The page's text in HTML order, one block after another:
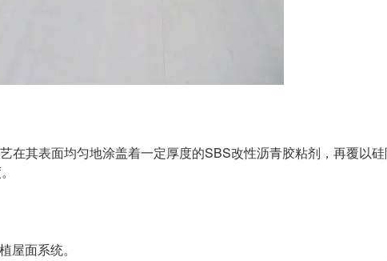
其表面均匀地涂盖着一定厚度的SBS改性沥青胶粘剂，再覆以
面系统。